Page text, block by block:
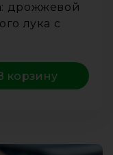
дрожжевой
лука с
корзину